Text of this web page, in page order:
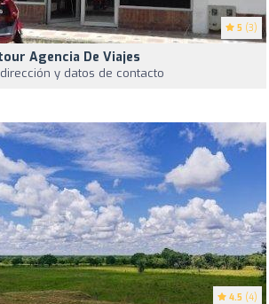
5 (3)
Agencia De Viajes
y datos de contacto
4.5 (4)